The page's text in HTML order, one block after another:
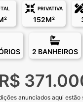
PRIVATIVA
152M²
2 BANHEIROS
R$
anunciados aqui estão